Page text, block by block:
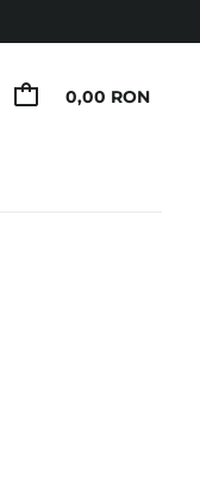
0,00 RON